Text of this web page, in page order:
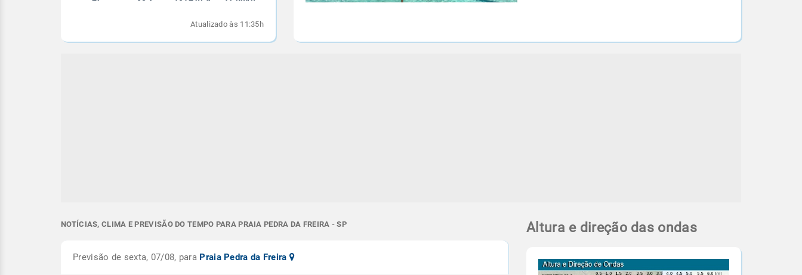
Atualizado às 11:35h
NOTÍCIAS, CLIMA E PREVISÃO DO TEMPO PARA PRAIA PEDRA DA FREIRA - SP
Previsão de sexta, 07/08, para Praia Pedra da Freira
Altura e direção das ondas